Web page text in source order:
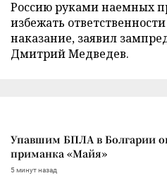
Россию руками наемных
избежать
наказание, заявил
Дмитрий Медведев.
Упавшим БПЛА в Болгарии
приманка «Майя»
5 минут назад